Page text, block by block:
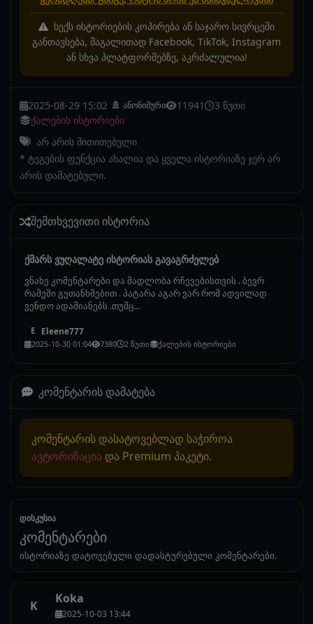
სექს ისტორიების კოპირება ან საჯარო სივრცეში
განთავსება, მაგალითად Facebook, TikTok, Instagram
ან სხვა პლატფორმებზე, აკრძალულია!
2025-08-29 15:02 ანონიმური 11941
3 წუთი
ქალების ისტორიები
არ არის მითითებული
* ტეგების ფუნქცია ახალია და ყველა ისტორიაზე ჯერ არ
არის დამატებული.
შემთხვევითი ისტორია
ქმარს ვუღალატე ისტორიას გავაგრძელებ
ვნახე კომენტარები და მადლობა რჩევებისთვის . ბევრ
რამეში გეთანხმებით . პატარა აგარ ვარ რომ ადვილად
ვენდო ადამიანებს .თუმც...
E Eleene777
2025-10-30 01:04 7380 2 წუთი ქალების ისტორიები
კომენტარის დამატება
კომენტარის დასატოვებლად საჭიროა
ავტორიზაცია და Premium პაკეტი.
დისკუსია
კომენტარები
ისტორიაზე დატოვებული დადასტურებული კომენტარები.
K Koka
2025-10-03 13:44